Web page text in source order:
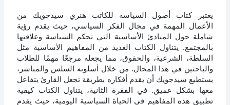
يعتبر كتاب أصول السياسة للكاتب هنري سيدجويك من
الأعمال المهمة في مجال الفكر السياسي، حيث يقدم رؤية
شاملة حول المبادئ الأساسية التي تحكم السياسة وعلاقتها
بالمجتمع. يتناول الكتاب العديد من المفاهيم الأساسية مثل
السلطة، الشرعية، والحقوق، مما يجعله مرجعًا مهمًا للطلاب
والباحثين في هذا المجال. من خلال أسلوبه السلس والمباشر،
يستطيع سيدجويك أن يقدم أفكاره بطريقة تجعل القارئ يتفاعل
معها بشكل عميق. في الفقرة الثانية، يتناول الكتاب كيفية
تطبيق هذه المفاهيم في الحياة السياسية اليومية، حيث يقدم